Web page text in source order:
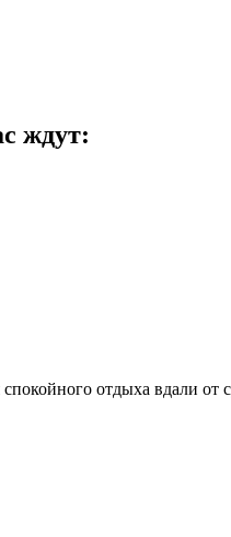
ждут:
отдыха вдали от